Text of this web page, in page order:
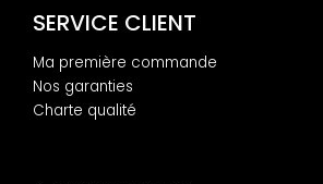
SERVICE CLIENT
Ma première commande
Nos garanties
Charte qualité